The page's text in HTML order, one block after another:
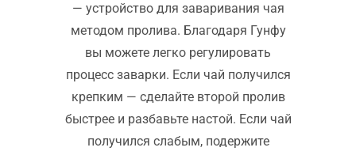
— устройство для заваривания чая
методом пролива. Благодаря Гунфу
вы можете легко регулировать
процесс заварки. Если чай получился
крепким — сделайте второй пролив
быстрее и разбавьте настой. Если чай
получился слабым, подержите